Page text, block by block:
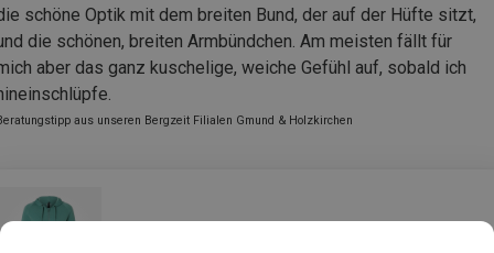
schöne Optik mit dem breiten Bund, der auf der Hüfte sitzt,
die schönen, breiten Armbündchen. Am meisten fällt für
aber das ganz kuschelige, weiche Gefühl auf, sobald ich
aus unseren Bergzeit Filialen Gmund & Holzkirchen
Super.Natural Damen Everyday Hoodie Jacke